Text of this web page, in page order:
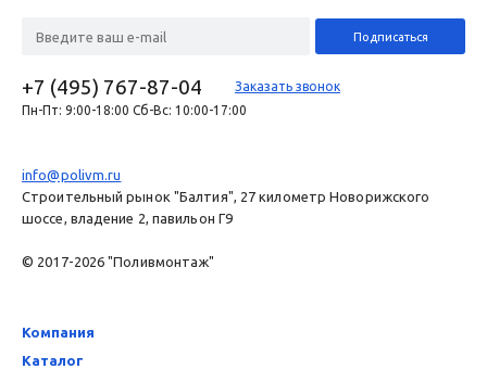
+7 (495) 767-87-04
Заказать звонок
Пн-Пт: 9:00-18:00 Сб-Вс: 10:00-17:00
info@polivm.ru
Строительный рынок "Балтия", 27 километр Новорижского
шоссе, владение 2, павильон Г9
© 2017-2026 "Поливмонтаж"
Компания
Каталог